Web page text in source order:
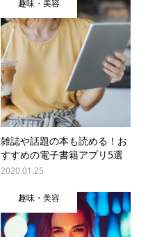
趣味・美容
雑誌や話題の本も読める！お
すすめの電子書籍アプリ5選
2020.01.25
趣味・美容